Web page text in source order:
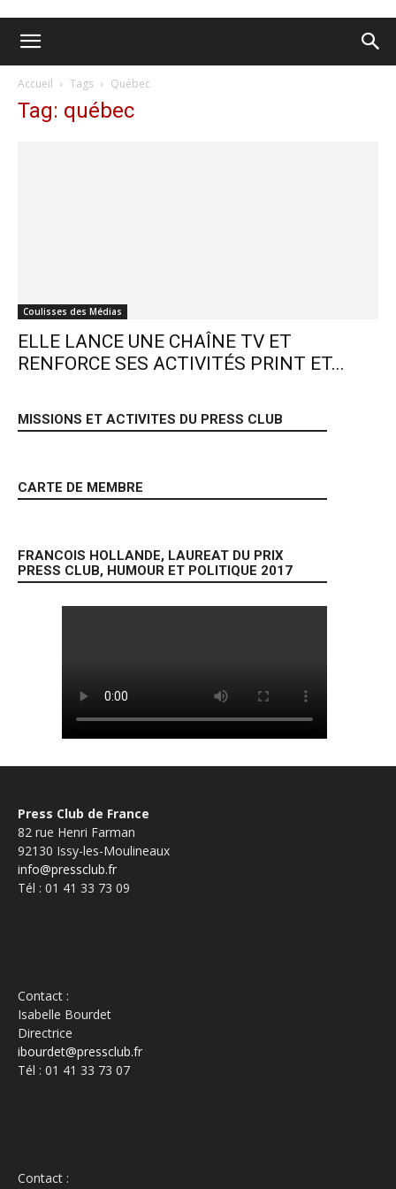
Accueil Tags Québec
Tag: québec
Coulisses des Médias
ELLE LANCE UNE CHAÎNE TV ET
RENFORCE SES ACTIVITÉS PRINT ET...
MISSIONS ET ACTIVITES DU PRESS CLUB
CARTE DE MEMBRE
FRANCOIS HOLLANDE, LAUREAT DU PRIX
PRESS CLUB, HUMOUR ET POLITIQUE 2017
Press Club de France
82 rue Henri Farman
92130 Issy-les-Moulineaux
info@pressclub.fr
Tél : 01 41 33 73 09
Contact :
Isabelle Bourdet
Directrice
ibourdet@pressclub.fr
Tél : 01 41 33 73 07
Contact :